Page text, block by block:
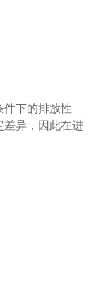
件下的排放性
差异，因此在进